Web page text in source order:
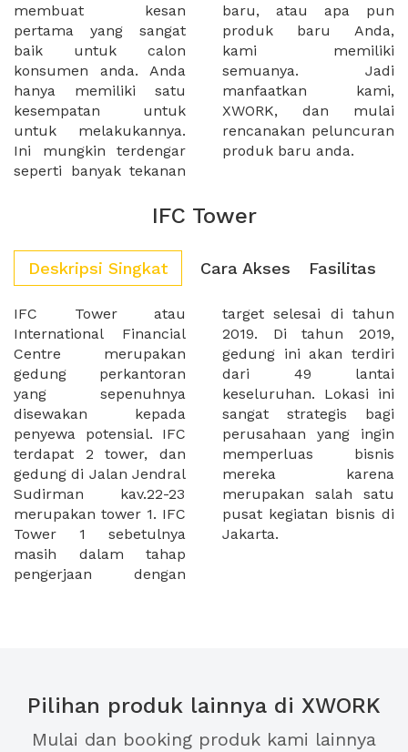
membuat kesan
pertama yang sangat
baik untuk calon
konsumen anda. Anda
hanya memiliki satu
kesempatan untuk
untuk melakukannya.
Ini mungkin terdengar
seperti banyak tekanan
baru, atau apa pun
produk baru Anda,
kami memiliki
semuanya. Jadi
manfaatkan kami,
XWORK, dan mulai
rencanakan peluncuran
produk baru anda.
IFC Tower
Deskripsi Singkat Cara Akses Fasilitas
IFC Tower atau
International Financial
Centre merupakan
gedung perkantoran
yang sepenuhnya
disewakan kepada
penyewa potensial. IFC
terdapat 2 tower, dan
gedung di Jalan Jendral
Sudirman kav.22-23
merupakan tower 1. IFC
Tower 1 sebetulnya
masih dalam tahap
pengerjaan dengan
target selesai di tahun
2019. Di tahun 2019,
gedung ini akan terdiri
dari 49 lantai
keseluruhan. Lokasi ini
sangat strategis bagi
perusahaan yang ingin
memperluas bisnis
mereka karena
merupakan salah satu
pusat kegiatan bisnis di
Jakarta.
Pilihan produk lainnya di XWORK
Mulai dan booking produk kami lainnya